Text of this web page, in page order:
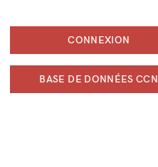
CONNEXION
BASE DE DONNÉES CCN